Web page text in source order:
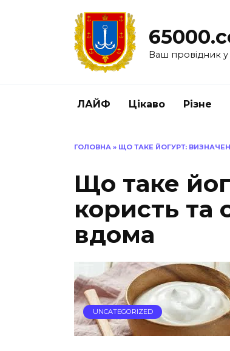
Ваш провідник у
ЛАЙФ Цікаво Різне
ГОЛОВНА » ЩО ТАКЕ ЙОГУРТ:
Що таке
користь та
вдома
UNCATEGORIZED